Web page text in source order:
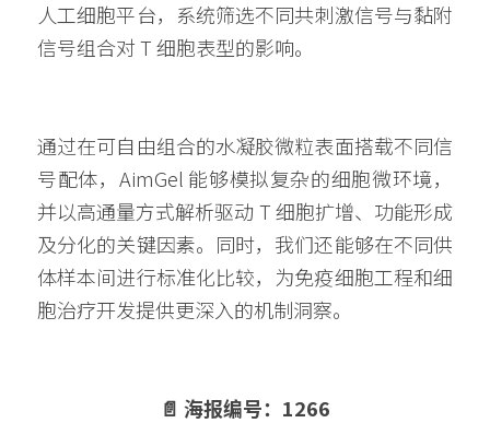
人工细胞平台，系统筛选不同共刺激信号与黏附
信号组合对 T 细胞表型的影响。
通过在可自由组合的水凝胶微粒表面搭载不同信
号配体，AimGel 能够模拟复杂的细胞微环境，
并以高通量方式解析驱动 T 细胞扩增、功能形成
及分化的关键因素。同时，我们还能够在不同供
体样本间进行标准化比较，为免疫细胞工程和细
胞治疗开发提供更深入的机制洞察。
📄 海报编号：1266